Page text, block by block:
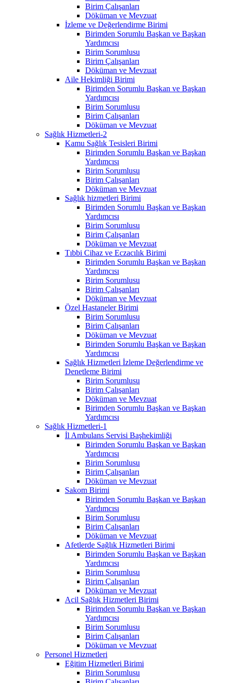
Birim Çalışanları
Döküman ve Mevzuat
İzleme ve Değerlendirme Birimi
Birimden Sorumlu Başkan ve Başkan
Yardımcısı
Birim Sorumlusu
Birim Çalışanları
Döküman ve Mevzuat
Aile Hekimliği Birimi
Birimden Sorumlu Başkan ve Başkan
Yardımcısı
Birim Sorumlusu
Birim Çalışanları
Döküman ve Mevzuat
Sağlık Hizmetleri-2
Kamu Sağlık Tesisleri Birimi
Birimden Sorumlu Başkan ve Başkan
Yardımcısı
Birim Sorumlusu
Birim Çalışanları
Döküman ve Mevzuat
Sağlık hizmetleri Birimi
Birimden Sorumlu Başkan ve Başkan
Yardımcısı
Birim Sorumlusu
Birim Çalışanları
Döküman ve Mevzuat
Tıbbi Cihaz ve Eczacılık Birimi
Birimden Sorumlu Başkan ve Başkan
Yardımcısı
Birim Sorumlusu
Birim Çalışanları
Döküman ve Mevzuat
Özel Hastaneler Birimi
Birim Sorumlusu
Birim Çalışanları
Döküman ve Mevzuat
Birimden Sorumlu Başkan ve Başkan
Yardımcısı
Sağlık Hizmetleri İzleme Değerlendirme ve
Denetleme Birimi
Birim Sorumlusu
Birim Çalışanları
Döküman ve Mevzuat
Birimden Sorumlu Başkan ve Başkan
Yardımcısı
Sağlık Hizmetleri-1
İl Ambulans Servisi Başhekimliği
Birimden Sorumlu Başkan ve Başkan
Yardımcısı
Birim Sorumlusu
Birim Çalışanları
Döküman ve Mevzuat
Sakom Birimi
Birimden Sorumlu Başkan ve Başkan
Yardımcısı
Birim Sorumlusu
Birim Çalışanları
Döküman ve Mevzuat
Afetlerde Sağlık Hizmetleri Birimi
Birimden Sorumlu Başkan ve Başkan
Yardımcısı
Birim Sorumlusu
Birim Çalışanları
Döküman ve Mevzuat
Acil Sağlık Hizmetleri Birimi
Birimden Sorumlu Başkan ve Başkan
Yardımcısı
Birim Sorumlusu
Birim Çalışanları
Döküman ve Mevzuat
Personel Hizmetleri
Eğitim Hizmetleri Birimi
Birim Sorumlusu